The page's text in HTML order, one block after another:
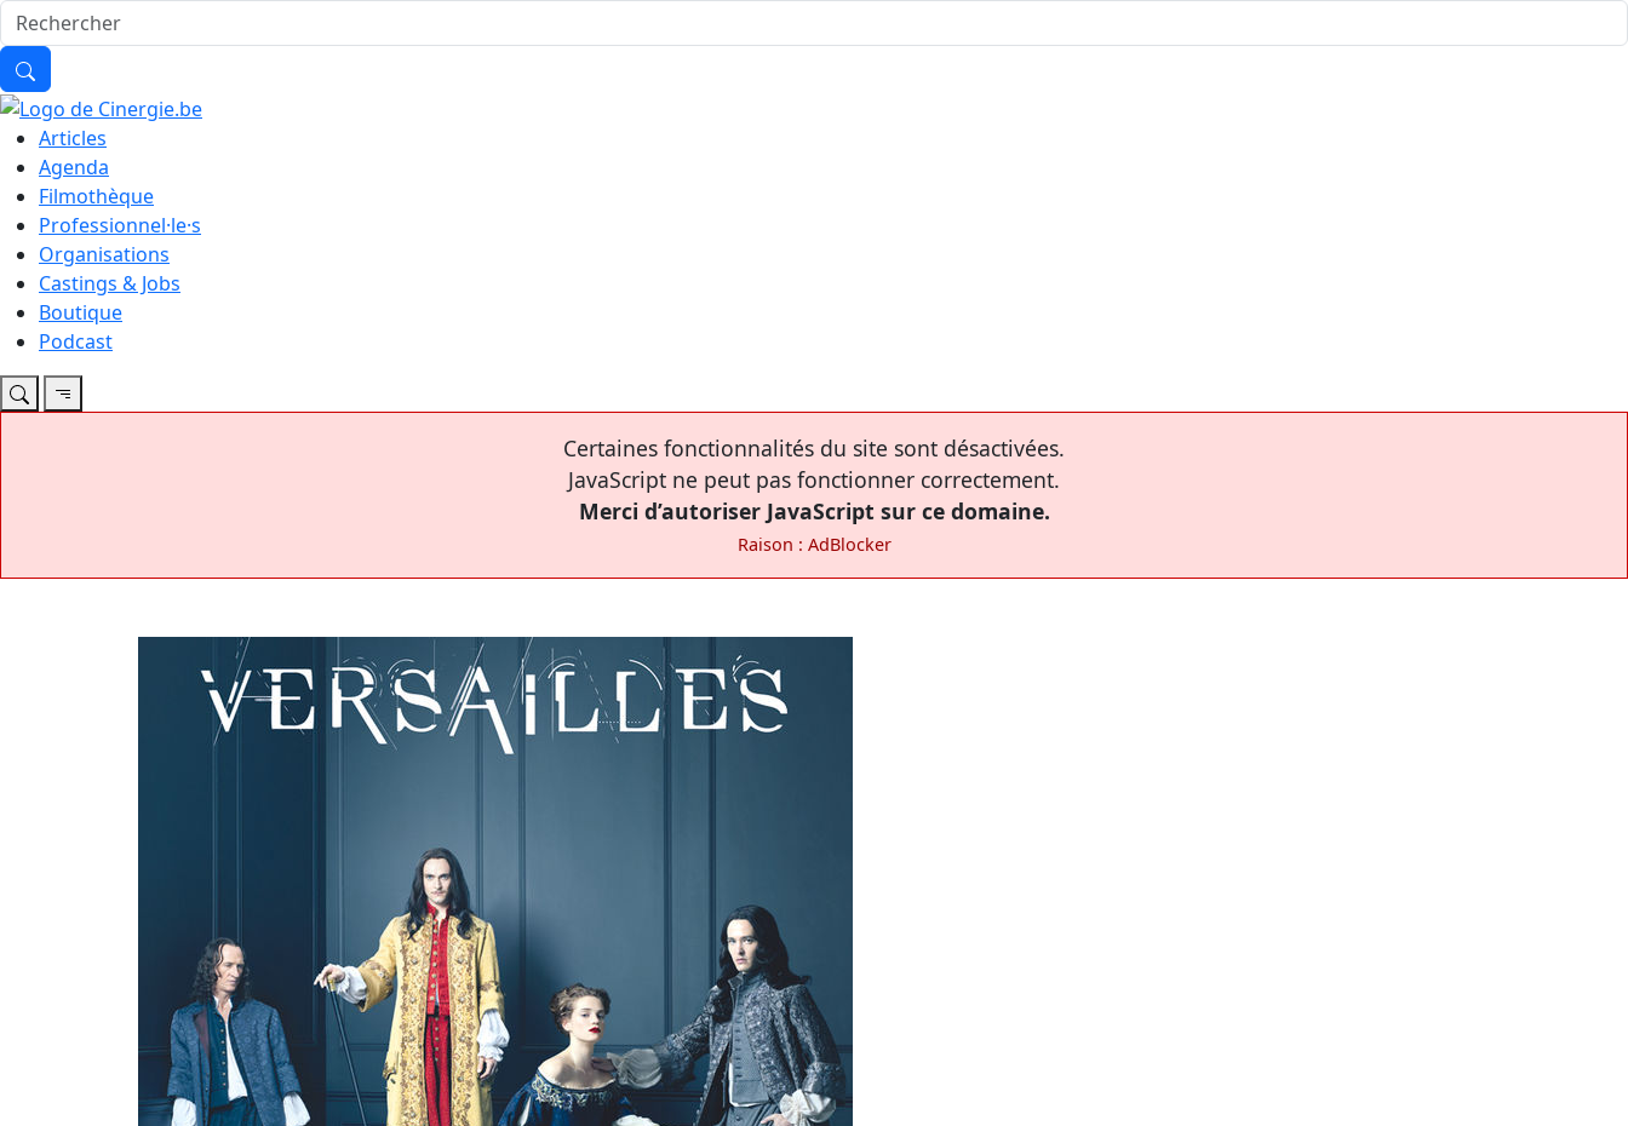
Articles
Agenda
Filmothèque
Professionnel·le·s
Organisations
Castings & Jobs
Boutique
Podcast
Certaines fonctionnalités du site sont désactivées.
JavaScript ne peut pas fonctionner correctement.
Merci d’autoriser JavaScript sur ce domaine.
Raison : AdBlocker